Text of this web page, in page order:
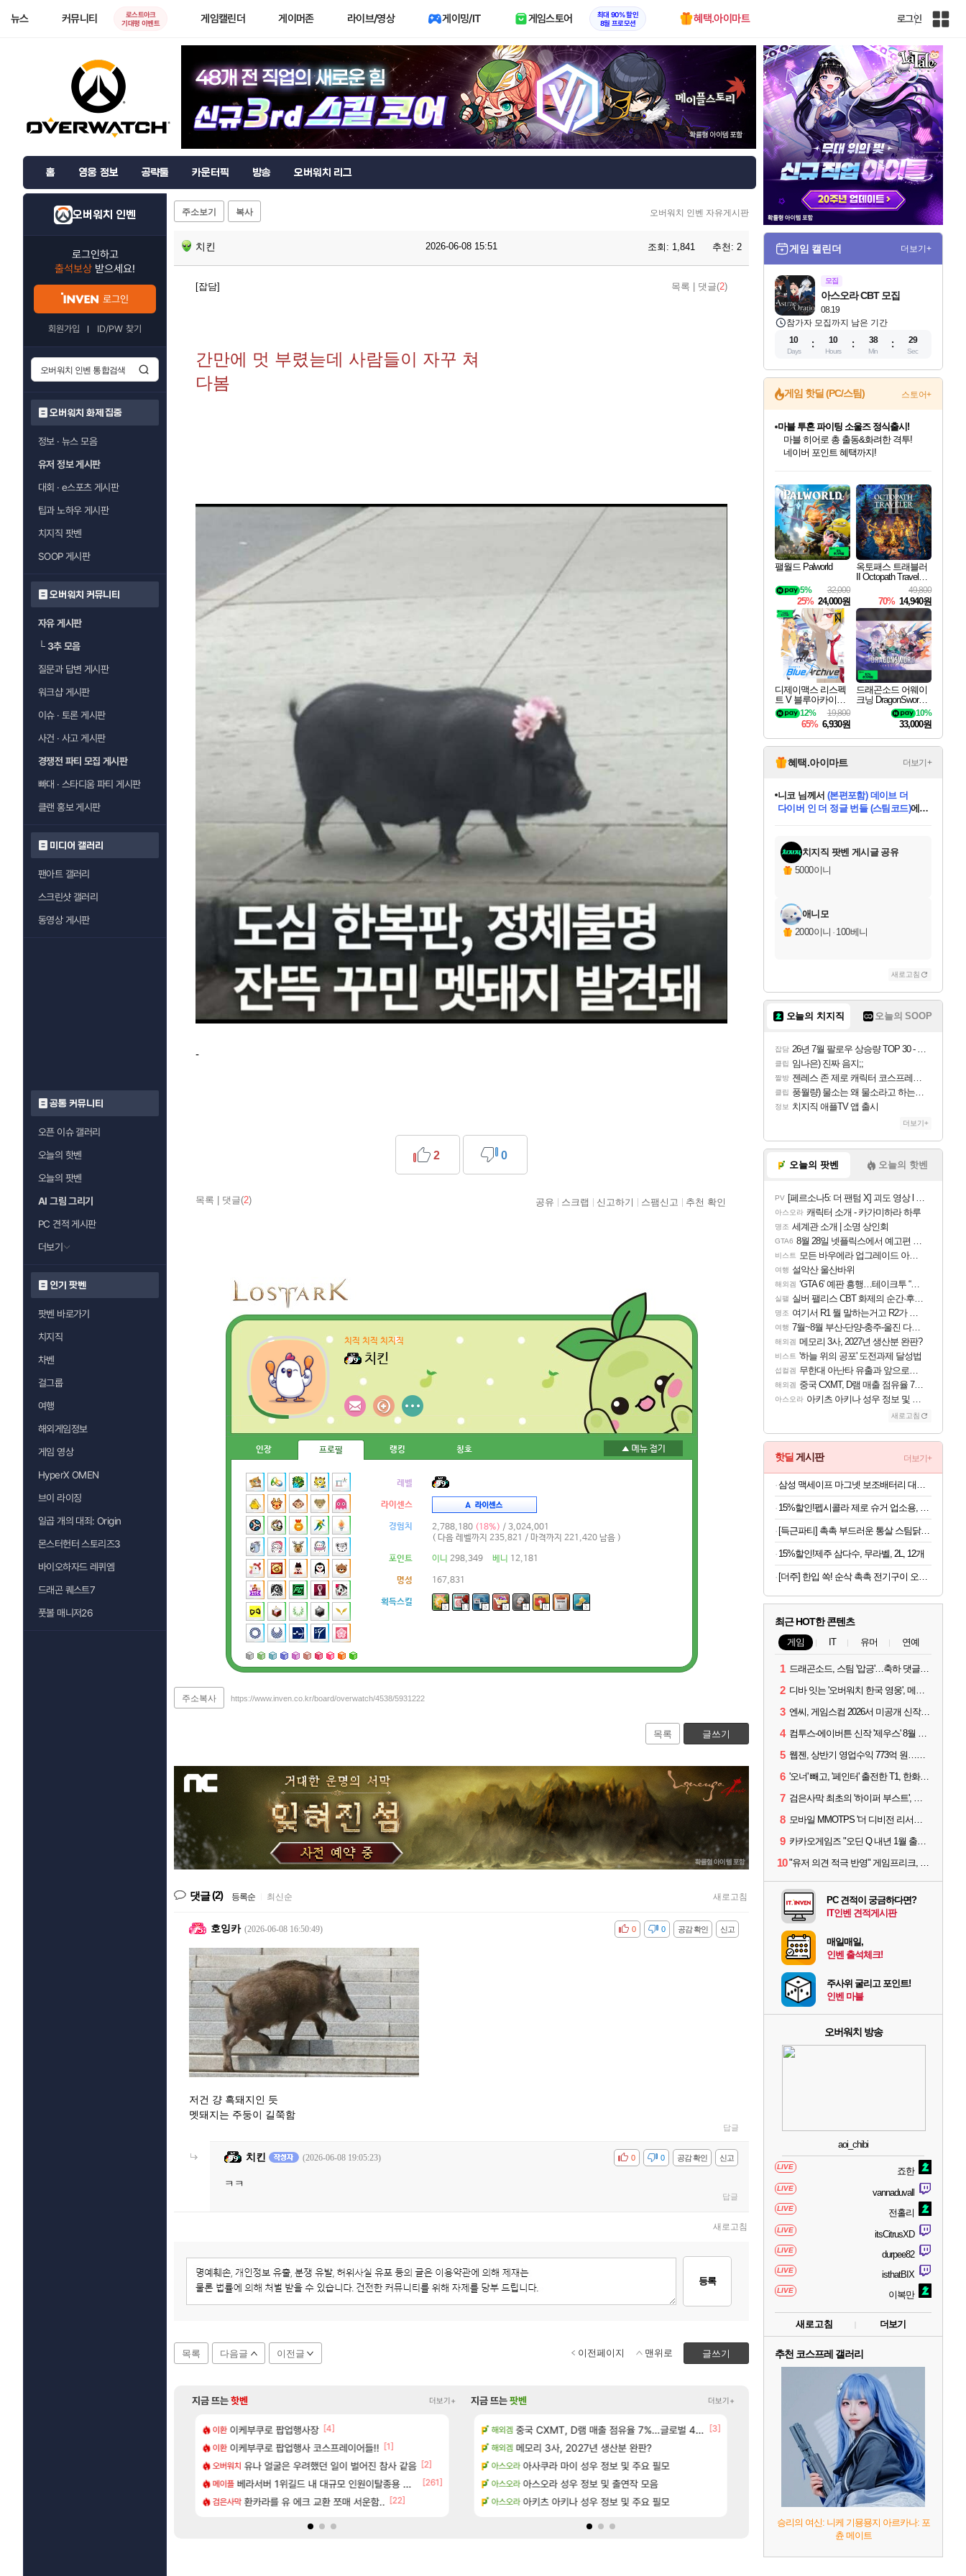
뉴스 커뮤니티
로스트아크
기대평 이벤트
게임캘린더 게이머존 라이브/영상 게이밍/IT 게임스토어
최대 90% 할인
8월 프로모션
혜택.아이마트 로그인
인
체
사
트
맵
홈 영웅 정보 공략툴 카운터픽 방송 오버워치 리그
오버워치 인벤
로그인하고
출석보상 받으세요!
로그인
회원가입 ID/PW 찾기
오버워치 화제 집중
정보 · 뉴스 모음
유저 정보 게시판
대회 · e스포츠 게시판
팁과 노하우 게시판
치지직 팟벤
SOOP 게시판
오버워치 커뮤니티
자유 게시판
└3추 모음
질문과 답변 게시판
워크샵 게시판
이슈 · 토론 게시판
사건 · 사고 게시판
경쟁전 파티 모집 게시판
빠대 · 스타디움 파티 게시판
클랜 홍보 게시판
미디어 갤러리
팬아트 갤러리
스크린샷 갤러리
동영상 게시판
공통 커뮤니티
오픈 이슈 갤러리
오늘의 핫벤
오늘의 팟벤
AI 그림 그리기
PC 견적 게시판
더보기
인기 팟벤
팟벤 바로가기
치지직
차벤
걸그룹
여행
해외게임정보
게임 영상
HyperX OMEN
브이 라이징
일곱 개의 대죄: Origin
몬스터헌터 스토리즈3
바이오하자드 레퀴엠
드래곤 퀘스트7
풋볼 매니저26
주소보기 복사 오버워치 인벤 자유게시판
치킨 2026-06-08 15:51 조회: 1,841 추천: 2
[잡담] 목록 댓글(2)
간만에 멋 부렸늗데 사람들이 자꾸 쳐
다봄
-
목록 댓글(2)
2 0
공유 스크랩 신고하기 스팸신고 추천 확인
치직 치직 치지직
치킨
인장 프로필 랭킹 칭호
레벨
라이센스
경험치 2,788,180 (18%) / 3,024,001
( 다음 레벨까지 235,821 / 마격까지 221,420 남음 )
포인트 이니 298,349 베니 12,181
명성 167,831
획득스킬 5 11 5 5 4 6 5
주소복사 https://www.inven.co.kr/board/overwatch/4538/5931222
목록 글쓰기
댓글(2) 등록순 최신순 새로고침
호잉카 (2026-06-08 16:50:49) 신고
공감 확인
비공감 0
0
저건 걍 흑돼지인 듯
멧돼지는 주둥이 길쭉함
답글
치킨 (2026-06-08 19:05:23) 신고
공감 확인
비공감 0
0
ㅋㅋ
답글
새로고침
등록
목록 다음글 이전글 글쓰기
이전페이지 맨위로
지금 뜨는핫벤 더보기+
이환 이케부쿠로 팝업행사장 [4]
이환 이케부쿠로 팝업행사 코스프레이어들!! [1]
오버워치 유나 얼굴은 우려했던 일이 벌어진 참사 같음 [2]
메이플 베라서버 1위길드 내 대규모 인원이탈종용 추정사건
[261]
검은사막 환카라를 유 에크 교환 쪼매 서운함.. [22]
검은사막 펄없의 퍼주는듯하면서 악랄한 BM 설계 [24]
리니지M 주말패키지 결과..... [5]
오버워치 D.mon 스킬셋 나왔다 [5]
SOL 영웅무기도안 제작 질문
메이플 환산 13만 스펙으로 삐져서 매주 수로 10만점 치고있으면 ㅋㅋ
중상유저들
[15]
후닝 780억 부자 아니였음??
[56]
결국 돌고 돌아 와우 [28]
유물칭호 따왔습니다 [73]
아이고... 길드내에서 쿠데타 일어났네 [83]
지금 뜨는팟벤 더보기+
아스오라 카가미하라 하루 성우 정보 및 주요 필모
비스트 모든 요리/작물 책 획득 위치 공략 (36개) - 미식가 도전과제
차벤 아반테 2.0 자연흡기? [1]
섭컬겜 무한대 아난타 유출과 앞으로의 예상 (루머)
PV 라스트 에포크 시즌5 - 서리화신의 분노 티저
해외겜 중국 CXMT, D램 매출 점유율 7%…글로벌 4위로 부상
[3]
해외겜 메모리 3사, 2027년 생산분 완판?
아스오라 아사쿠라 마이 성우 정보 및 주요 필모
아스오라 아스오라 성우 정보 및 출연작 모음
아스오라 아키츠 아키나 성우 정보 및 주요 필모
8월 28일 넷플릭스에서 예고편 공개 예정
선녀바위해수욕장
[여행_국내] 남해 독일마을
[1]
모든 엘리트 골렘 위치 공략 (30개) - 방랑 결
모든 바우에라 업그레이드 아이템 획득 위치 공략 (89
게임 캘린더 더보기+
모집
08.19
아스오라 CBT 모집
참가자 모집까지 남은 기간
10
Days
10
Hours
38
Min
28
Sec
게임 핫딜 (PC/스팀) 스토어+
최대 90% 할인가를 만나보세요!
네이버혜택과 함께 만나보세요!
50%할인&추가 적립까지!
마블 투혼 파이팅 소울즈 정식출시!
마블 히어로 총 출동&화려한 격투!
네이버 포인트 혜택까지!
이니&베니 혜택까지!
네이버 혜택가와 함께 예약하세요!
할인&네이버혜택으로 만나보세요!
네이버페이 혜택과 만나보세요!
40주년 프로모션으로 만나보세요!
할인가에 만나보세요!
일부 에디션 상시 할인!
혜택으로 예약 판매 중
편안하게 충전하세요
팰월드 Palworld
32,000
5%
25% 24,000원
옥토패스 트래블러
II Octopath Traveler I
49,800
70% 14,940원
디제이맥스 리스펙
트 V 블루아카이브
팩 DJMAX RESPE
CT V Blue Archive P
ack DLC
19,800
12%
65% 6,930원
드래곤소드 어웨이
크닝 DragonSword A
10%
33,000원
혜택.아이마트 더보기+
교환.
당첨되셨습니다.
니코님께서 (본편포함) 데이브 더
다이버 인 더 정글 번들 (스팀코드)에
당첨되셨습니다.
당첨되셨습니다.
당첨되셨습니다.
당첨되셨습니다.
당첨되셨습니다.
에디션 (스팀코드)를 교환.
당첨되셨습니다.
치지직 팟벤 게시글 공유
5000이니
애니모
2000이니 · 100베니
새로고침
오늘의 치지직 오늘의 SOOP
잡담 26년 7월 팔로우 상승량 TOP 30 - 월간 치지직
클립 임나은) 진짜 음지;;
짤방 젠레스 존 제로 캐릭터 코스프레한 꽁주
클립 풍월량) 물소는 왜 물소라고 하는거야? 아! 그만 ㅋㅋ 알았어 ㅋㅋ
정보 치지직 애플TV 앱 출시
더보기+
오늘의 팟벤 오늘의 핫벤
PV [페르소나5: 더 팬텀 X] 괴도 영상 l 타카마키 안·댄싱 스타
아스오라 캐릭터 소개 - 카가미하라 하루
명조 세계관 소개 | 소명 상인회
GTA6 8월 28일 넷플릭스에서 예고편 공개 예정
비스트 모든 바우에라 업그레이드 아이템 획득 위치 공략 (89개)
여행 설악산 울산바위
해외겜 ‘GTA 6’ 예판 흥행…테이크투 “내부 예상 크게 넘어”
실팰 실버 팰리스 CBT 화제의 순간·후기 모음
명조 여기서 R1 뭘 말하는거고 R2가 뭘말하는걸까요?
여행 7월~8월 부산-단양-충주-울진 다녀왔어요~
해외겜 메모리 3사, 2027년 생산분 완판?
비스트 '하늘 위의 공포' 도전과제 달성법
섭컬겜 무한대 아난타 유출과 앞으로의 예상 (루머)
해외겜 중국 CXMT, D램 매출 점유율 7%…글로벌 4위로 부상
아스오라 아키츠 아키나 성우 정보 및 주요 필모
새로고침
핫딜 게시판 더보기+
[득근파티] 촉촉 부드러운 통살 스팀닭가슴살 18팩 6가지맛
15%할인!제주 삼다수, 무라벨, 2L, 12개
[더주] 한입 쏙! 순삭 촉촉 전기구이 오다리 180g (50-60미)
최근 HOT한 콘텐츠
게임 IT 유머 연예
1 드래곤소드, 스팀 '압긍'…축하 댓글 달고 게임 코드 받자!
2 디바 잇는 '오버워치 한국 영웅', 메카 파일럿 디몬 나온다
3 엔씨, 게임스컴 2026서 미공개 신작 최초 공개
4 컴투스-에이버튼 신작 '제우스' 8월 26일 출시…"모두를 위한 경쟁"
5 웹젠, 상반기 영업수익 773억 원…순이익 89% 증가
6 '오너' 빼고, '페인터' 출전한 T1, 한화생명에 패배
7 검은사막 최초의 '하이퍼 부스트', 직접 해봤습니다
8 모바일 MMOTPS '더 디비전 리서전스', 6일 스팀에도 출시
9 카카오게임즈 "오딘 Q 내년 1월 출시, 연기는 없다"
10 "유저 의견 적극 반영" 게임프리크, 비스트 오브 리인카네이션 개선 나선다
PC 견적이 궁금하다면?
IT인벤 견적게시판
매일매일,
인벤 출석체크!
주사위 굴리고 포인트!
인벤 마블
오버워치 방송
aoi_chibi
LIVE 죠한
LIVE vannaduvall
LIVE 전홀리
LIVE itsCitrusXD
LIVE durpee82
LIVE isthatBIX
LIVE 이복만
새로고침 더보기
추천 코스프레 갤러리
승리의 여신: 니케 기묭묭지 아르카나: 포
츈 메이트